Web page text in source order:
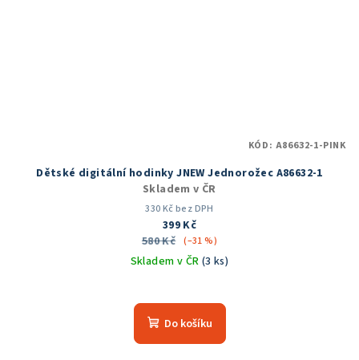
Dětské digitální hodinky JNEW Jednorožec A86632-1
Skladem v ČR
330 Kč bez DPH
399 Kč
580 Kč (–31 %)
Skladem v ČR (3 ks)
hodnocení
produktu
Do košíku
KÓD: A86632-1-PINK